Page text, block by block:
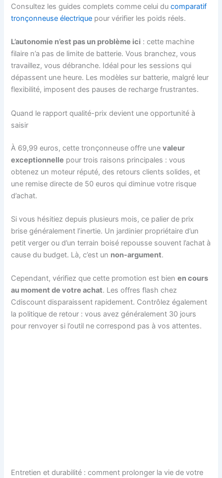
Consultez les guides complets comme celui ducomparatif
tronçonneuse électrique pour vérifier les poids réels.
L’autonomie n’est pas un problème ici : cette machine
filaire n’a pas de limite de batterie. Vous branchez, vous
travaillez, vous débranche. Idéal pour les sessions qui
dépassent une heure. Les modèles sur batterie, malgré leur
flexibilité, imposent des pauses de recharge frustrantes.
Quand le rapport qualité-prix devient une opportunité à
saisir
À 69,99 euros, cette tronçonneuse offre unevaleur
exceptionnelle pour trois raisons principales : vous
obtenez un moteur réputé, des retours clients solides, et
une remise directe de 50 euros qui diminue votre risque
d’achat.
Si vous hésitiez depuis plusieurs mois, ce palier de prix
brise généralement l’inertie. Un jardinier propriétaire d’un
petit verger ou d’un terrain boisé repousse souvent l’achat à
cause du budget. Là, c’est un non-argument.
Cependant, vérifiez que cette promotion est bienen cours
au moment de votre achat. Les offres flash chez
Cdiscount disparaissent rapidement. Contrôlez également
la politique de retour : vous avez généralement 30 jours
pour renvoyer si l’outil ne correspond pas à vos attentes.
Entretien et durabilité : comment prolonger la vie de votre